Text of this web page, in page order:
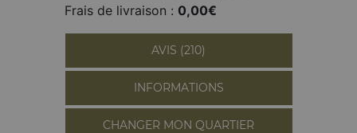
Frais de livraison : 0,00€
AVIS (210)
INFORMATIONS
CHANGER MON QUARTIER